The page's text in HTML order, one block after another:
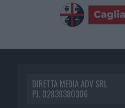
DIRETTA MEDIA ADV SRL
P.I. 02839380306